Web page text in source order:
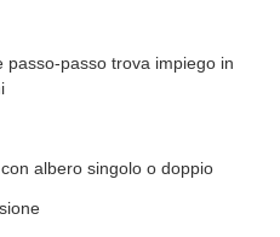
passo-passo trova impiego in
albero singolo o doppio